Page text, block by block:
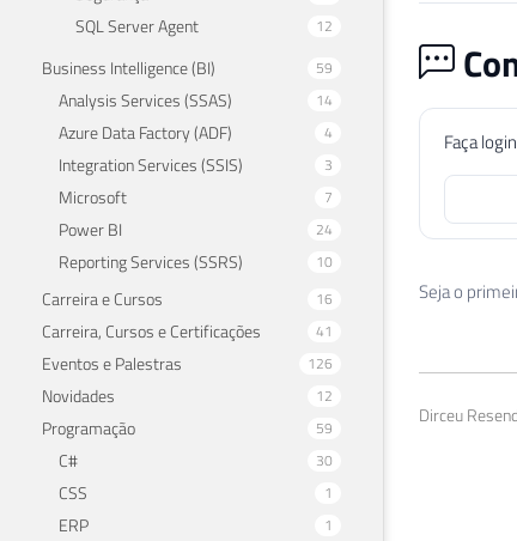
SQL Server Agent 12
Business Intelligence (BI) 59
Analysis Services (SSAS) 14
Azure Data Factory (ADF) 4
Integration Services (SSIS) 3
Microsoft 7
Power BI 24
Reporting Services (SSRS) 10
Carreira e Cursos 16
Carreira, Cursos e Certificações 41
Eventos e Palestras 126
Novidades 12
Programação 59
C# 30
CSS 1
ERP 1
Faça
Seja o
Dirceu